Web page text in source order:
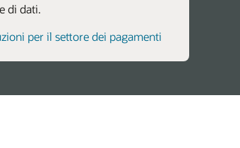
di dati.
per il settore dei pagamenti